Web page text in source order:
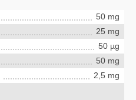
50 mg
25 mg
50 µg
50 mg
2,5 mg